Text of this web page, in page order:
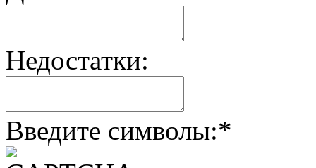
Недостатки:
Введите символы:*